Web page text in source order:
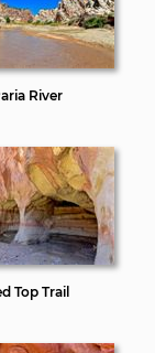
River
Top Trail